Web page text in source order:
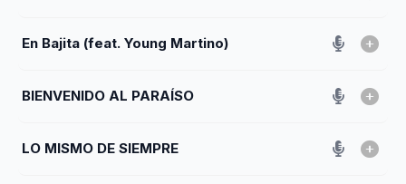
En Bajita (feat. Young Martino)
BIENVENIDO AL PARAÍSO
LO MISMO DE SIEMPRE